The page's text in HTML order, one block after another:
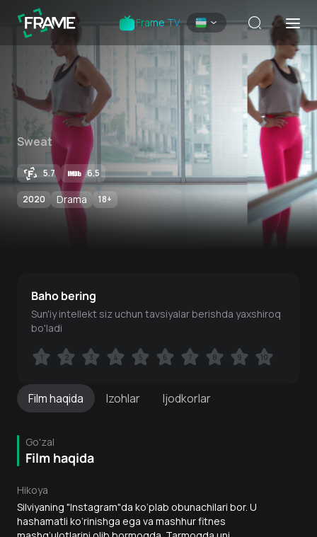
Frame TV
Sweat
5.7 6.5
2020 Drama 18+
Filmhaqida Izohlar Ijodkorlar
Go'zal
Film haqida
Hikoya
Silviyaning "Instagram"da ko‘plab obunachilari bor. U
hashamatli ko‘rinishga ega va mashhur fitnes
Baho bering
Sun'iy intellekt siz uchun tavsiyalar berishda yaxshiroq
bo'ladi
1 2 3 4 5 6 7 8 9 10
1 2 3 4 5 6 7 8 9 10